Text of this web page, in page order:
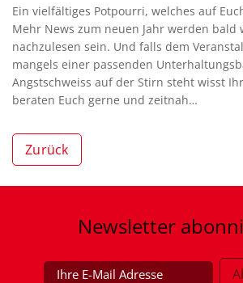
Ein vielfältiges Potpourri, welches auf
Mehr News zum neuen Jahr werden bald
nachzulesen sein. Und falls dem
mangels einer passenden
Angstschweiss auf der Stirn steht wisst
beraten Euch gerne und zeitnah…
Zurück
Newsletter